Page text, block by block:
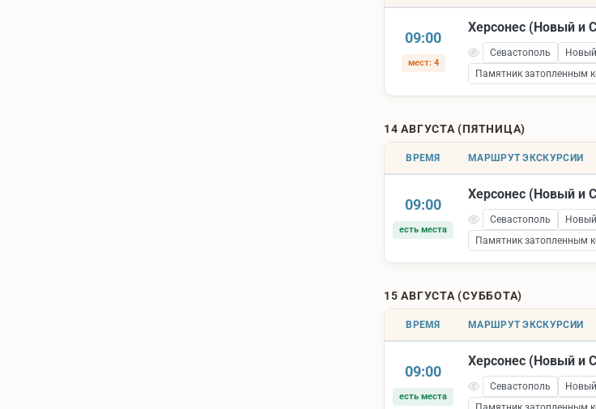
09:00
мест: 4
Херсонес (Новый и
Севастополь
Памятник затопленным
14 АВГУСТА (ПЯТНИЦА)
ВРЕМЯ МАРШРУТ ЭКСКУРСИИ
09:00
есть места
Херсонес (Новый и
Севастополь
Памятник затопленным
15 АВГУСТА (СУББОТА)
ВРЕМЯ МАРШРУТ ЭКСКУРСИИ
09:00
есть места
Херсонес (Новый и
Севастополь